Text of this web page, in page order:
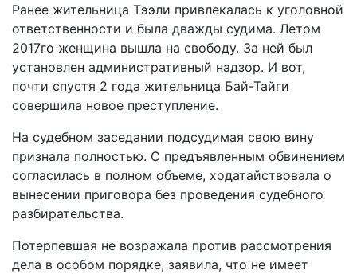
Ранее жительница Тээли привлекалась к уголовной
ответственности и была дважды судима. Летом
2017го женщина вышла на свободу. За ней был
установлен административный надзор. И вот,
почти спустя 2 года жительница Бай-Тайги
совершила новое преступление.
На судебном заседании подсудимая свою вину
признала полностью. С предъявленным обвинением
согласилась в полном объеме, ходатайствовала о
вынесении приговора без проведения судебного
разбирательства.
Потерпевшая не возражала против рассмотрения
дела в особом порядке, заявила, что не имеет